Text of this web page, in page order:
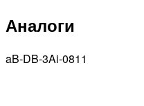
Аналоги
aB-DB-3Ai-0811